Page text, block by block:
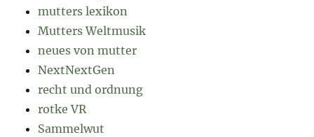
mutters lexikon
Mutters Weltmusik
neues von mutter
NextNextGen
recht und ordnung
rotke VR
Sammelwut